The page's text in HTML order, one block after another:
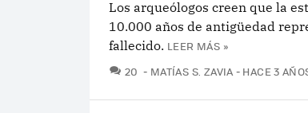
Los arqueólogos creen que la
10.000 años de antigüedad
fallecido. LEER MÁS »
20 COMENTARIOS
MATÍAS S. ZAVIA HACE 3